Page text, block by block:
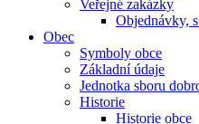
Veřejné zakázky
Objednávky,
Obec
Symboly obce
Základní údaje
Jednotka sboru
Historie
Historie obce